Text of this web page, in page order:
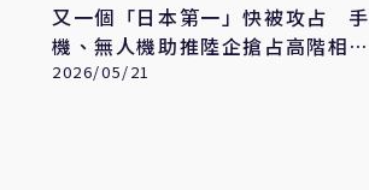
又一個「日本第一」快被攻占 手
機、無人機助推陸企搶占高階相機
市場
2026/05/21